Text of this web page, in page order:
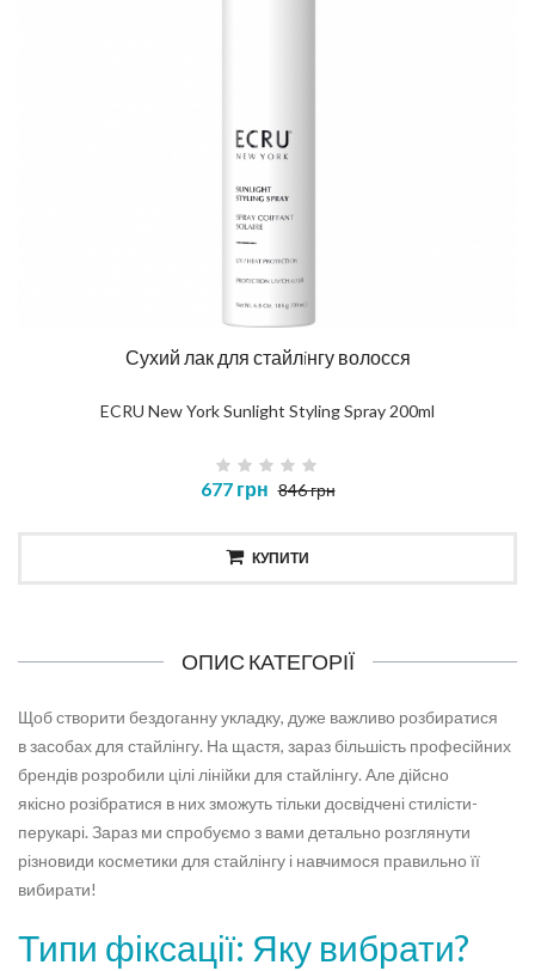
Сухий лак для стайлiнгу волосся
ECRU New York Sunlight Styling Spray 200ml
677 грн 846 грн
КУПИТИ
ОПИС КАТЕГОРІЇ
Щоб створити бездоганну укладку, дуже важливо розбиратися
в засобах для стайлінгу. На щастя, зараз більшість професійних
брендів розробили цілі лінійки для стайлінгу. Але дійсно
якісно розібратися в них зможуть тільки досвідчені стилісти-
перукарі. Зараз ми спробуємо з вами детально розглянути
різновиди косметики для стайлінгу і навчимося правильно її
вибирати!
Типи фіксації: Яку вибрати?